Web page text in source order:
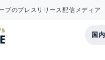
プのプレスリリース配信メディア
国内